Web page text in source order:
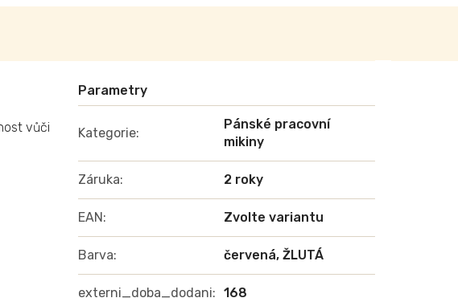
vůči
Kategorie:
Pánské pracovní
mikiny
Záruka: 2 roky
EAN: Zvolte variantu
Barva: červená, ŽLUTÁ
externi_doba_dodani: 168